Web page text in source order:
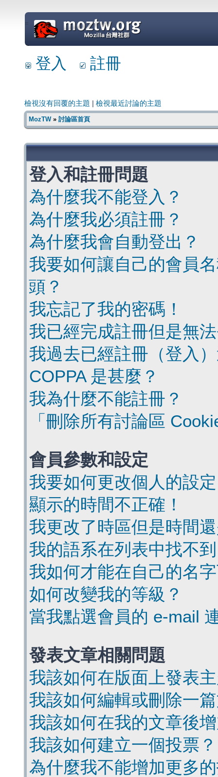
=
登入 註冊
檢視沒有回覆的主題 檢視最近討論的主題
MozTW» 討論區首頁
登入和註冊問題
為什麼我不能登入？
為什麼我必須註冊？
為什麼我會自動登出？
我要如何讓自己的會員
頭？
我忘記了我的密碼！
我已經完成註冊但是無
我過去已經註冊（登入
COPPA 是甚麼？
我為什麼不能註冊？
「刪除所有討論區
會員參數和設定
我要如何更改個人的設
顯示的時間不正確！
我更改了時區但是時間
我的語系在列表中找不
我如何才能在自己的名
如何改變我的等級？
當我點選會員的 e-mail
發表文章相關問題
我該如何在版面上發表
我該如何編輯或刪除一
我該如何在我的文章後
我該如何建立一個投票？
為什麼我不能增加更多